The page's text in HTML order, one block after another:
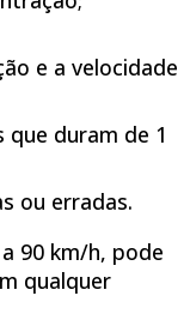
e a velocidade
que duram de 1
ou erradas.
90 km/h, pode
qualquer